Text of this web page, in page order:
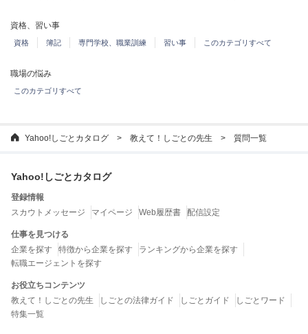
資格、習い事
資格 簿記 専門学校、職業訓練 習い事 このカテゴリすべて
職場の悩み
このカテゴリすべて
Yahoo!しごとカタログ 教えて！しごとの先生 質問一覧
Yahoo!しごとカタログ
登録情報
スカウトメッセージ
マイページ Web履歴書 配信設定
仕事を見つける
企業を探す
特徴から企業を探す
ランキングから企業を探す
転職エージェントを探す
お役立ちコンテンツ
教えて！しごとの先生
しごとの法律ガイド しごとガイド
しごとワード
特集一覧